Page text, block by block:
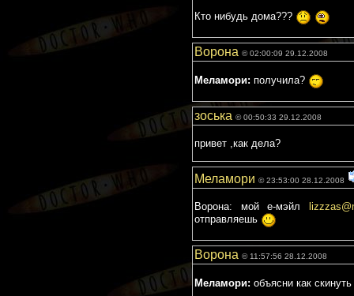
Кто нибудь дома???
Ворона © 02:00:09 29.12.2008
Меламори: получила?
зоська © 00:50:33 29.12.2008
привет ,как дела?
Меламори © 23:53:00 28.12.2008
Ворона: мой е-мэйл
отправляешь
Ворона © 11:57:56 28.12.2008
Меламори: объясни как